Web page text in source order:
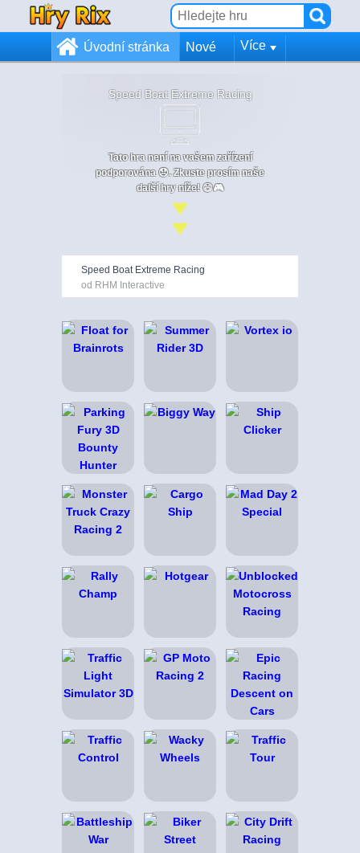
Úvodní stránka Nové Více
Speed Boat Extreme Racing
Tato hra není na vašem zařízení
podporována 😞. Zkuste prosím naše
další hry níže! 😄🎮
Speed Boat Extreme Racing
od RHM Interactive